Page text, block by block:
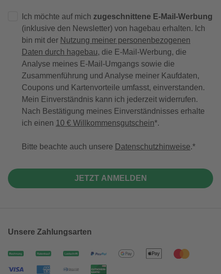
Ich möchte auf mich zugeschnittene E-Mail-Werbung
(inklusive den Newsletter) von hagebau erhalten. Ich
bin mit der Nutzung meiner personenbezogenen
Daten durch hagebau, die E-Mail-Werbung, die
Analyse meines E-Mail-Umgangs sowie die
Zusammenführung und Analyse meiner Kaufdaten,
Coupons und Kartenvorteile umfasst, einverstanden.
Mein Einverständnis kann ich jederzeit widerrufen.
Nach Bestätigung meines Einverständnisses erhalte
ich einen 10 € Willkommensgutschein*.
Bitte beachte auch unsere Datenschutzhinweise.
JETZT ANMELDEN
Unsere Zahlungsarten